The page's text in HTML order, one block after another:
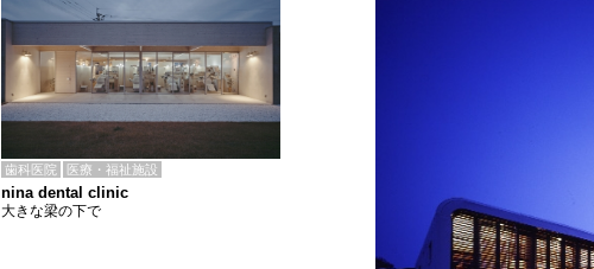
歯科医院 医療・福祉施設
nina dental clinic
大きな梁の下で